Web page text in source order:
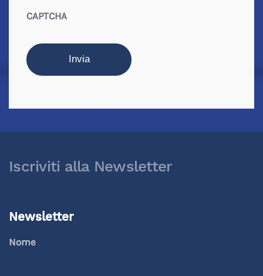
CAPTCHA
Iscriviti alla Newsletter
Newsletter
Nome